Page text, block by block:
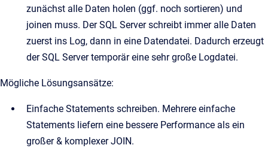
zunächst alle Daten holen (ggf. noch sortieren) und
joinen muss. Der SQL Server schreibt immer alle Daten
zuerst ins Log, dann in eine Datendatei. Dadurch erzeugt
der SQL Server temporär eine sehr große Logdatei.
Mögliche Lösungsansätze:
Einfache Statements schreiben. Mehrere einfache
Statements liefern eine bessere Performance als ein
großer & komplexer JOIN.